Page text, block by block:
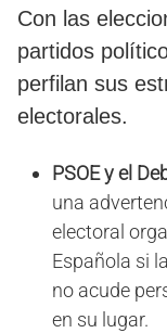
Con las
partidos
perfilan sus
electorales.
PSOE y el
una
electoral
Española si
no acude
en su lugar.